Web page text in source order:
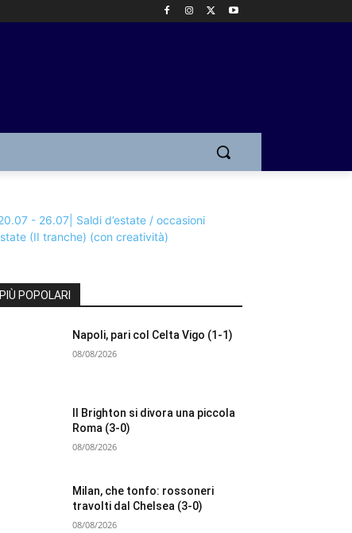
I PIÙ POPOLARI
Napoli, pari col Celta Vigo (1-1)
08/08/2026
Il Brighton si divora una piccola
Roma (3-0)
08/08/2026
Milan, che tonfo: rossoneri
travolti dal Chelsea (3-0)
08/08/2026